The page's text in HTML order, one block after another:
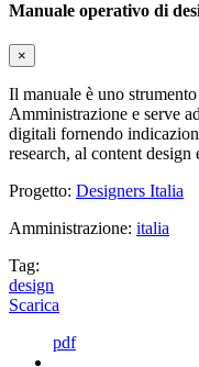
Manuale operativo di
×
Il manuale è uno
Amministrazione e serve
digitali fornendo
research, al content design
Progetto: Designers Italia
Amministrazione: italia
Tag:
design
Scarica
pdf